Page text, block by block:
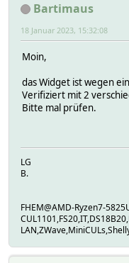
Bartimaus
18 Januar 2023, 15:32:08
Moin,
das Widget ist wegen
Verifiziert mit 2
Bitte mal prüfen.
LG
B.
FHEM@AMD-Ryzen7-